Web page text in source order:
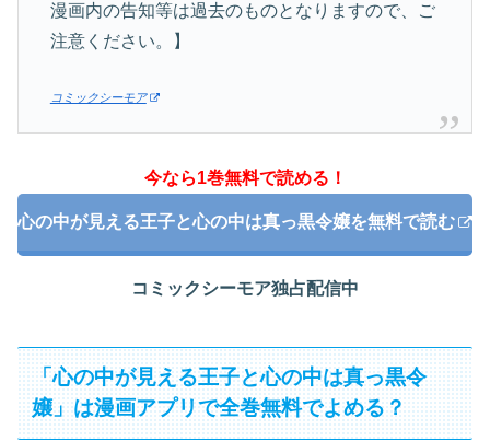
漫画内の告知等は過去のものとなりますので、ご
注意ください。】
コミックシーモア
今なら1巻無料で読める！
心の中が見える王子と心の中は真っ黒令嬢を無料で読む
コミックシーモア独占配信中
「心の中が見える王子と心の中は真っ黒令
嬢」は漫画アプリで全巻無料でよめる？